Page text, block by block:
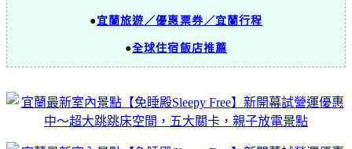
●宜蘭旅遊／優惠票券／宜蘭行程
●全球住宿飯店推薦